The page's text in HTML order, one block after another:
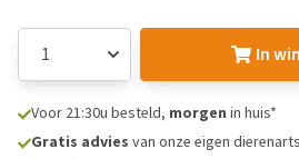
In
Voor 21:30u besteld, morgen in huis*
Gratis advies van onze eigen